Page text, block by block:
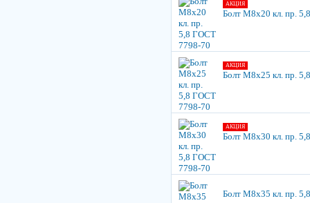
АКЦИЯ
Болт М8х20 кл. пр.
АКЦИЯ
Болт М8х25 кл. пр.
АКЦИЯ
Болт М8х30 кл. пр.
Болт М8х35 кл. пр.